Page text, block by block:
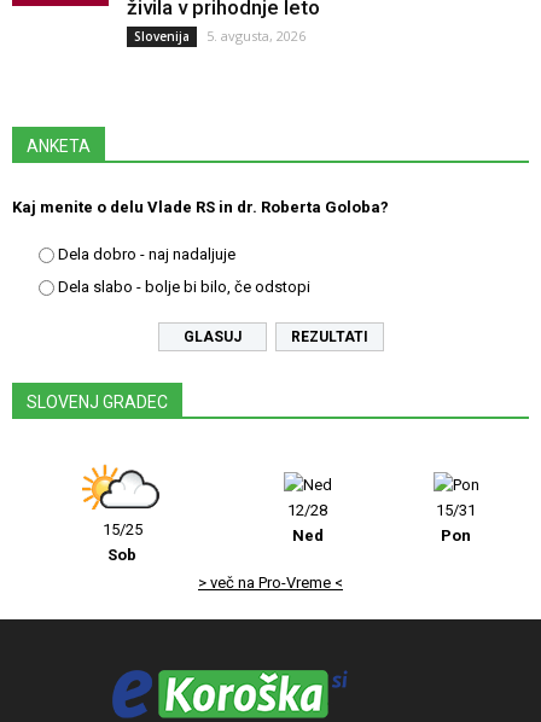
živila v prihodnje leto
Slovenija 5. avgusta, 2026
ANKETA
Kaj menite o delu Vlade RS in dr. Roberta Goloba?
Dela dobro - naj nadaljuje
Dela slabo - bolje bi bilo, če odstopi
REZULTATI
SLOVENJ GRADEC
15/25
Sob
12/28
Ned
15/31
Pon
> več na Pro-Vreme <